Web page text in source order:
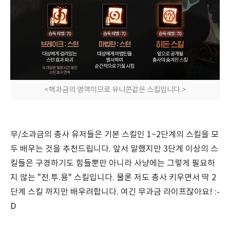
<핵과금의 영역이므로 유니콘같은 스킬입니다.>
무/소과금의 총사 유저들은 기본 스킬인 1~2단계의 스킬을 모
두 배우는 것을 추천드립니다. 앞서 말했지만 3단계 이상의 스
킬들은 구경하기도 힘들뿐만 아니라 사냥에는 그렇게 필요하
지 않는 "전.투.용" 스킬입니다. 물론 저도 총사 키우면서 딱 2
단계 스킬 까지만 배우려합니다. 여긴 무과금 라이프잖아요! :-
D